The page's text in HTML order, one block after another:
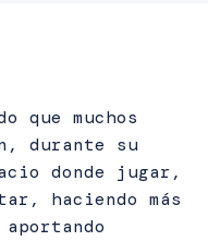
que muchos
durante su
donde jugar,
haciendo más